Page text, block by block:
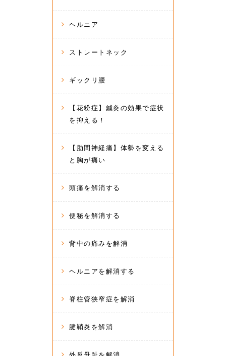
ヘルニア
ストレートネック
ギックリ腰
【花粉症】鍼灸の効果で症状
を抑える！
【肋間神経痛】体勢を変える
と胸が痛い
頭痛を解消する
便秘を解消する
背中の痛みを解消
ヘルニアを解消する
脊柱管狭窄症を解消
腱鞘炎を解消